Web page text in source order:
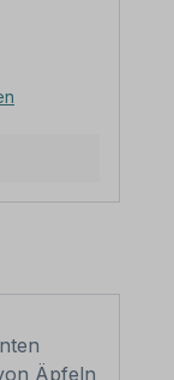
mit
zwei
dieser
120
zur